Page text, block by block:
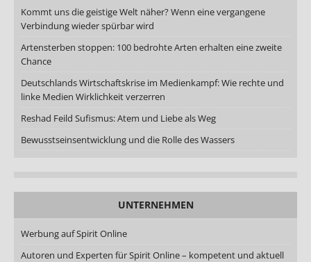
Kommt uns die geistige Welt näher? Wenn eine vergangene
Verbindung wieder spürbar wird
Artensterben stoppen: 100 bedrohte Arten erhalten eine zweite
Chance
Deutschlands Wirtschaftskrise im Medienkampf: Wie rechte und
linke Medien Wirklichkeit verzerren
Reshad Feild Sufismus: Atem und Liebe als Weg
Bewusstseinsentwicklung und die Rolle des Wassers
UNTERNEHMEN
Werbung auf Spirit Online
Autoren und Experten für Spirit Online – kompetent und aktuell